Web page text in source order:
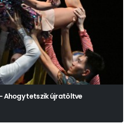
Ahogy tetszik újratöltve